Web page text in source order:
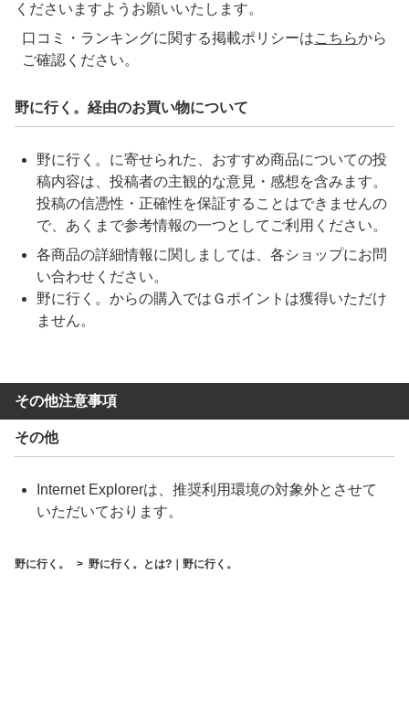
くださいますようお願いいたします。
口コミ・ランキングに関する掲載ポリシーはこちらから
ご確認ください。
野に行く。経由のお買い物について
野に行く。に寄せられた、おすすめ商品についての投
稿内容は、投稿者の主観的な意見・感想を含みます。
投稿の信憑性・正確性を保証することはできませんの
で、あくまで参考情報の一つとしてご利用ください。
各商品の詳細情報に関しましては、各ショップにお問
い合わせください。
野に行く。 からの購入ではＧポイントは獲得いただけ
ません。
その他注意事項
その他
Internet Explorerは、推奨利用環境の対象外とさせて
いただいております。
野に行く。 野に行く。とは?｜野に行く。